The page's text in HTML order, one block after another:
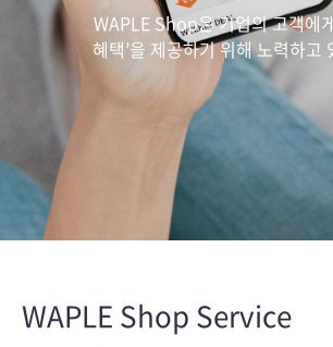
WAPLE Shop은 기업의 고객에
혜택’을 제공하기 위해 노력하고
WAPLE Shop Service